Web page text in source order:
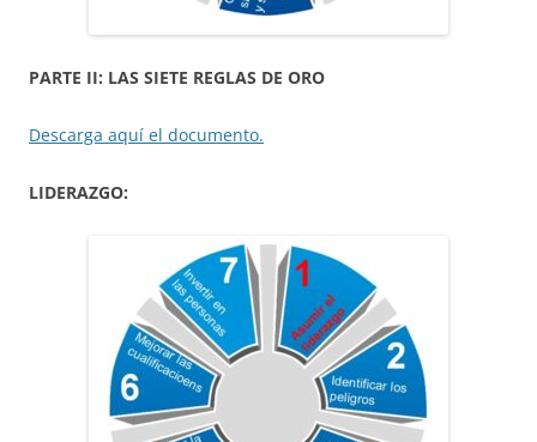
PARTE II: LAS SIETE REGLAS DE ORO
Descarga aquí el documento.
LIDERAZGO: